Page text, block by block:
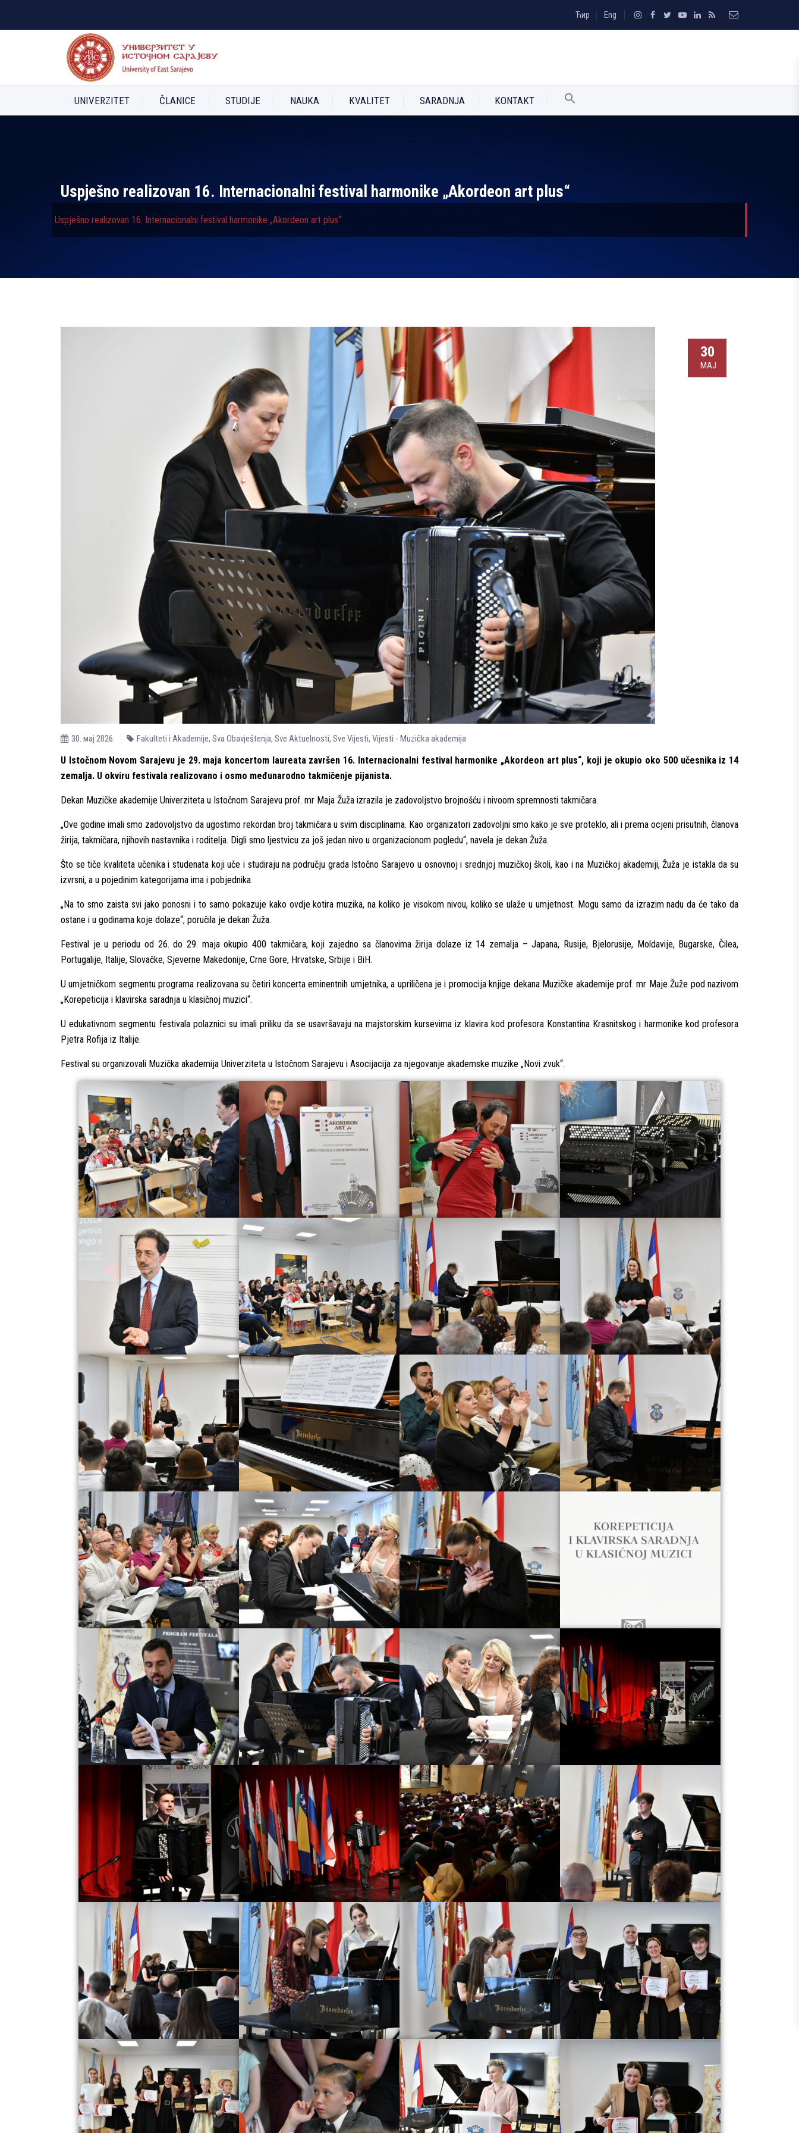
Ћир Eng
UNIVERZITET ČLANICE STUDIJE NAUKA KVALITET SARADNJA KONTAKT
Uspješno realizovan 16. Internacionalni festival harmonike „Akordeon art plus“
Uspješno realizovan 16. Internacionalni festival harmonike „Akordeon art plus“
30
МАЈ
30. мај 2026. Fakulteti i Akademije, Sva Obavještenja, Sve Aktuelnosti, Sve Vijesti, Vijesti - Muzička akademija
U Istočnom Novom Sarajevu je 29. maja koncertom laureata završen 16. Internacionalni festival harmonike „Akordeon art plus“, koji je okupio oko 500 učesnika iz 14
zemalja. U okviru festivala realizovano i osmo međunarodno takmičenje pijanista.
Dekan Muzičke akademije Univerziteta u Istočnom Sarajevu prof. mr Maja Žuža izrazila je zadovoljstvo brojnošću i nivoom spremnosti takmičara.
„Ove godine imali smo zadovoljstvo da ugostimo rekordan broj takmičara u svim disciplinama. Kao organizatori zadovoljni smo kako je sve proteklo, ali i prema ocjeni prisutnih, članova
žirija, takmičara, njihovih nastavnika i roditelja. Digli smo ljestvicu za još jedan nivo u organizacionom pogledu“, navela je dekan Žuža.
Što se tiče kvaliteta učenika i studenata koji uče i studiraju na području grada Istočno Sarajevo u osnovnoj i srednjoj muzičkoj školi, kao i na Muzičkoj akademiji, Žuža je istakla da su
izvrsni, a u pojedinim kategorijama ima i pobjednika.
„Na to smo zaista svi jako ponosni i to samo pokazuje kako ovdje kotira muzika, na koliko je visokom nivou, koliko se ulaže u umjetnost. Mogu samo da izrazim nadu da će tako da
ostane i u godinama koje dolaze“, poručila je dekan Žuža.
Festival je u periodu od 26. do 29. maja okupio 400 takmičara, koji zajedno sa članovima žirija dolaze iz 14 zemalja – Japana, Rusije, Bjelorusije, Moldavije, Bugarske, Čilea,
Portugalije, Italije, Slovačke, Sjeverne Makedonije, Crne Gore, Hrvatske, Srbije i BiH.
U umjetničkom segmentu programa realizovana su četiri koncerta eminentnih umjetnika, a upriličena je i promocija knjige dekana Muzičke akademije prof. mr Maje Žuže pod nazivom
„Korepeticija i klavirska saradnja u klasičnoj muzici“.
U edukativnom segmentu festivala polaznici su imali priliku da se usavršavaju na majstorskim kursevima iz klavira kod profesora Konstantina Krasnitskog i harmonike kod profesora
Pjetra Rofija iz Italije.
Festival su organizovali Muzička akademija Univerziteta u Istočnom Sarajevu i Asocijacija za njegovanje akademske muzike „Novi zvuk“.